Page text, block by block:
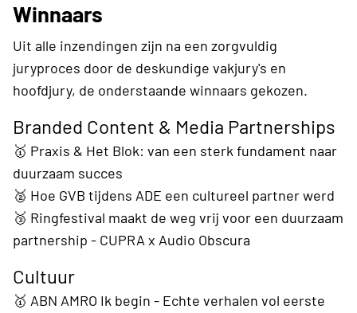
Winnaars
Uit alle inzendingen zijn na een zorgvuldig
juryproces door de deskundige vakjury's en
hoofdjury, de onderstaande winnaars gekozen.
Branded Content & Media Partnerships
🥇 Praxis & Het Blok: van een sterk fundament naar
duurzaam succes
🥈 Hoe GVB tijdens ADE een cultureel partner werd
🥉 Ringfestival maakt de weg vrij voor een duurzaam
partnership - CUPRA x Audio Obscura
Cultuur
🥇 ABN AMRO Ik begin - Echte verhalen vol eerste